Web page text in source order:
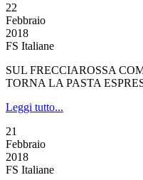
22
Febbraio
2018
FS Italiane
SUL FRECCIAROSSA
TORNA LA PASTA
Leggi tutto...
21
Febbraio
2018
FS Italiane